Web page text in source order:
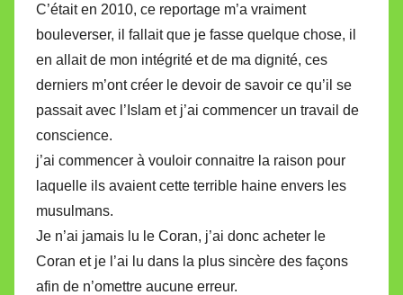
C’était en 2010, ce reportage m’a vraiment
bouleverser, il fallait que je fasse quelque chose, il
en allait de mon intégrité et de ma dignité, ces
derniers m’ont créer le devoir de savoir ce qu’il se
passait avec l’Islam et j’ai commencer un travail de
conscience.
j’ai commencer à vouloir connaitre la raison pour
laquelle ils avaient cette terrible haine envers les
musulmans.
Je n’ai jamais lu le Coran, j’ai donc acheter le
Coran et je l’ai lu dans la plus sincère des façons
afin de n’omettre aucune erreur.